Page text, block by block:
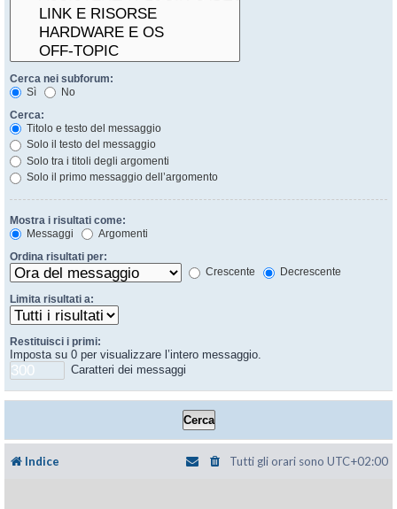
Cerca nei subforum:
Sì
No
Cerca:
Titolo e testo del messaggio
Solo il testo del messaggio
Solo tra i titoli degli argomenti
Solo il primo messaggio dell’argomento
Mostra i risultati come:
Messaggi
Argomenti
Ordina risultati per:
Crescente
Decrescente
Limita risultati a:
Restituisci i primi:
Imposta su 0 per visualizzare l’intero messaggio.
Caratteri dei messaggi
Indice Tutti gli orari sono UTC+02:00